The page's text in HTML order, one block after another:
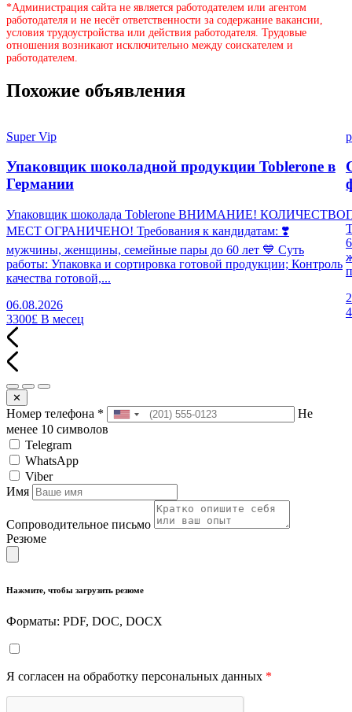
*Администрация сайта не является работодателем или агентом
работодателя и не несёт ответственности за содержание вакансии,
условия трудоустройства или действия работодателя. Трудовые
отношения возникают исключительно между соискателем и
работодателем.
Похожие объявления
Super Vip
Упаковщик шоколадной продукции Toblerone в
Германии
Упаковщик шоколада Toblerone ВНИМАНИЕ! КОЛИЧЕСТВО
МЕСТ ОГРАНИЧЕНО! Требования к кандидатам: ❣️
мужчины, женщины, семейные пары до 60 лет 💙 Суть
работы: Упаковка и сортировка готовой продукции; Контроль
качества готовой,...
06.08.2026
3300£ В месец
✕
Номер телефона *
Не
менее 10 символов
Telegram
WhatsApp
Viber
Имя
Сопроводительное письмо
Резюме
Нажмите, чтобы загрузить резюме
Форматы: PDF, DOC, DOCX
Я согласен на обработку персональных данных *